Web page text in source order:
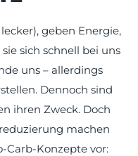
geben Energie,
sich schnell bei uns
uns – allerdings
Dennoch sind
ihren Zweck. Doch
machen
Carb-Konzepte vor: